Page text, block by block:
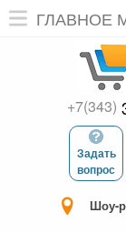
ГЛАВНОЕ
+7(343)
Задать
вопрос
Шоу-